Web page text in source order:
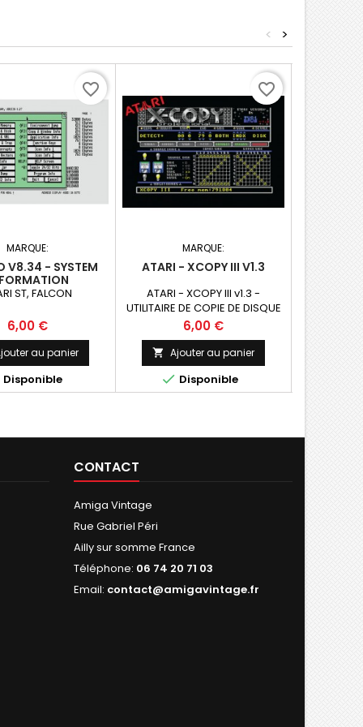
>
<
MARQUE:
V8.34 - SYSTEM
ST, FALCON
Prix
6,00 €
au panier
Disponible
favorite_border
MARQUE:
ATARI - XCOPY III V1.3
ATARI - XCOPY III v1.3 -
UTILITAIRE DE COPIE DE DISQUE
Prix
6,00 €
 Ajouter au panier
 Disponible
favorite_border
CONTACT
Amiga Vintage
Rue Gabriel Péri
Ailly sur somme France
Téléphone: 06 74 20 71 03
Email: contact@amigavintage.fr